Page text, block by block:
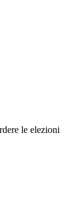
le elezioni